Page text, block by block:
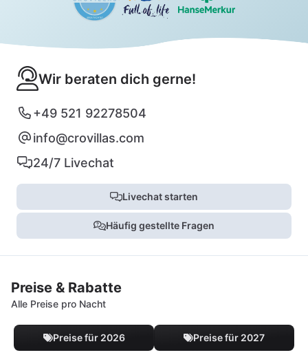
Wir beraten dich gerne!
+49 521 92278504
info@crovillas.com
24/7 Livechat
Livechat starten
Häufig gestellte Fragen
Preise & Rabatte
Alle Preise pro Nacht
Preise für 2026 Preise für 2027